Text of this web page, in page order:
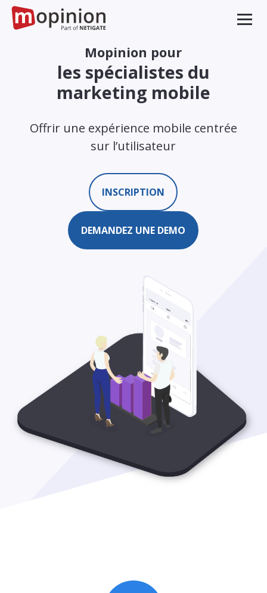
Mopinion pour
les spécialistes du
marketing mobile
Offrir une expérience mobile centrée
sur l’utilisateur
INSCRIPTION
DEMANDEZ UNE DEMO